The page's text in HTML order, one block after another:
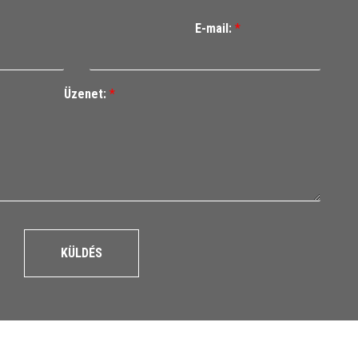
E-mail: *
Üzenet: *
KÜLDÉS